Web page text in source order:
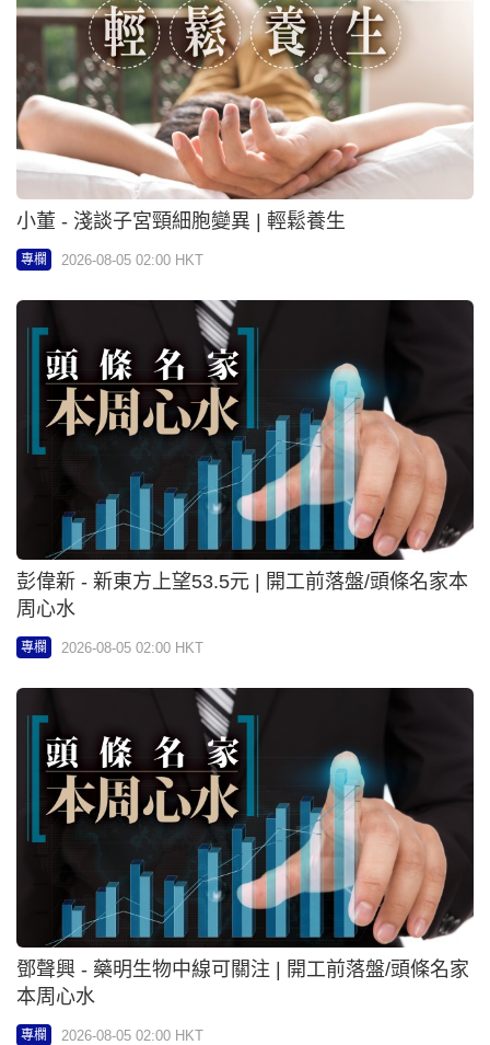
彭偉新 - 新東方上望53.5元 | 開工前落盤/頭條名家本
周心水
專欄 2026-08-05 02:00 HKT
鄧聲興 - 藥明生物中線可關注 | 開工前落盤/頭條名家
本周心水
專欄 2026-08-05 02:00 HKT